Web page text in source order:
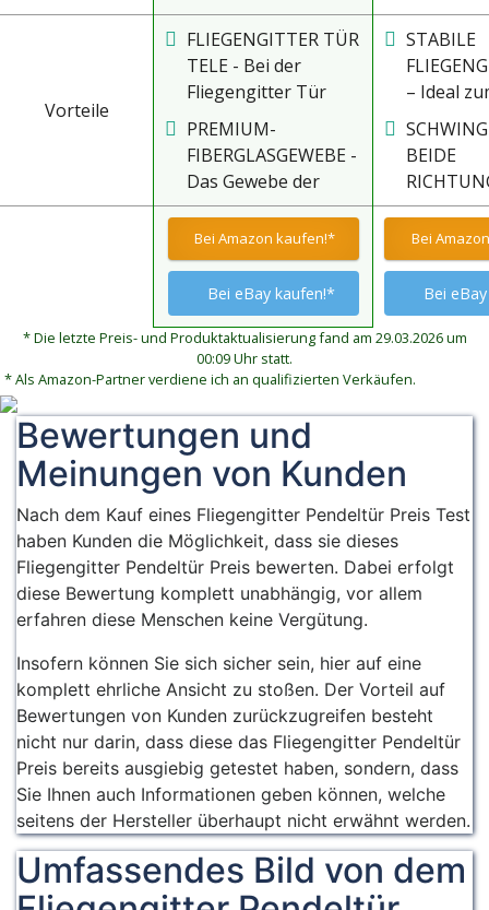
Vorteile
FLIEGENGITTER TÜR
TELE - Bei der
Fliegengitter Tür
Tele erfolgt die
Montage ohne
Zusägen.
Stattdessen werden
die Profile der
Insektenschutz Tür
auf das gewünschte
Maß teleskopiert.
Die stabilen
Kunststoff
Eckverbinder
Die Insektenschutz
Tür kann kann bis
auf das Minimalmaß
von 99 x 180 cm cm
teleskopiert werden.
PREMIUM-
FIBERGLASGEWEBE -
Das Gewebe der
Teleskop
Fliegengitter Tür
nimmst du im Alltag
durch die besonders
gute Licht- und
Luftdurchlässigkeit
kaum wahr. Das
anthrazitfarbenen
Fliegengittergewebe
unterstützt die
Durchsicht deines
Insektenschutzes
zusätzlich. Das
Premium-
Fiberglasgewebe ist
UV- und
witterungsbeständig.
STABILE
– Ideal
von
zum Ein-
werden
BEIDE
UND ZU
dabei
Fuß
werden
Bei Amazon kaufen!*
Bei eBay kaufen!*
Bei
Bei
* Die letzte Preis- und Produktaktualisierung fand am 29.03.2026 um
00:09 Uhr statt.
* Als Amazon-Partner verdiene ich an qualifizierten Verkäufen.
Bewertungen und
Meinungen von Kunden
Nach dem Kauf eines Fliegengitter Pendeltür Preis Test
haben Kunden die Möglichkeit, dass sie dieses
Fliegengitter Pendeltür Preis bewerten. Dabei erfolgt
diese Bewertung komplett unabhängig, vor allem
erfahren diese Menschen keine Vergütung.
Insofern können Sie sich sicher sein, hier auf eine
komplett ehrliche Ansicht zu stoßen. Der Vorteil auf
Bewertungen von Kunden zurückzugreifen besteht
nicht nur darin, dass diese das Fliegengitter Pendeltür
Preis bereits ausgiebig getestet haben, sondern, dass
Sie Ihnen auch Informationen geben können, welche
seitens der Hersteller überhaupt nicht erwähnt werden.
Umfassendes Bild von dem